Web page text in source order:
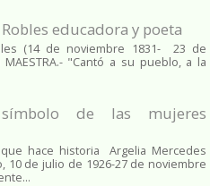
educadora y poeta
(14 de noviembre 1831- 23 de
"Cantó a su pueblo, a la
de las mujeres
hace historia Argelia Mercedes
10 de julio de 1926-27 de noviembre